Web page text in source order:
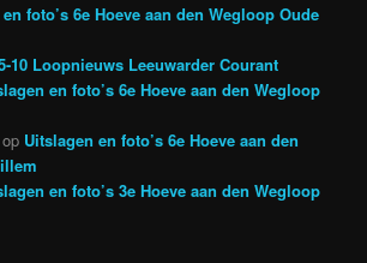
foto’s 6e Hoeve aan den Wegloop Oude
10 Loopnieuws Leeuwarder Courant
en foto’s 6e Hoeve aan den Wegloop
op Uitslagen en foto’s 6e Hoeve aan den
en foto’s 3e Hoeve aan den Wegloop